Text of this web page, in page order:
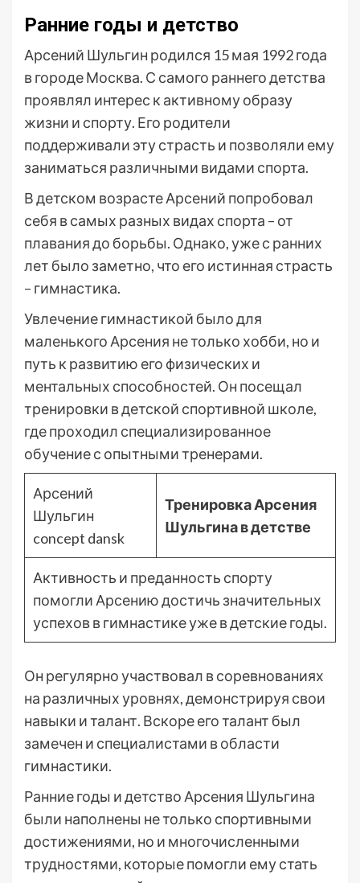
Ранние годы и детство
Арсений Шульгин родился 15 мая 1992 года
в городе Москва. С самого раннего детства
проявлял интерес к активному образу
жизни и спорту. Его родители
поддерживали эту страсть и позволяли ему
заниматься различными видами спорта.
В детском возрасте Арсений попробовал
себя в самых разных видах спорта – от
плавания до борьбы. Однако, уже с ранних
лет было заметно, что его истинная страсть
– гимнастика.
Увлечение гимнастикой было для
маленького Арсения не только хобби, но и
путь к развитию его физических и
ментальных способностей. Он посещал
тренировки в детской спортивной школе,
где проходил специализированное
обучение с опытными тренерами.
Арсений
Шульгин
concept dansk
Тренировка Арсения
Шульгина в детстве
Активность и преданность спорту
помогли Арсению достичь значительных
успехов в гимнастике уже в детские годы.
Он регулярно участвовал в соревнованиях
на различных уровнях, демонстрируя свои
навыки и талант. Вскоре его талант был
замечен и специалистами в области
гимнастики.
Ранние годы и детство Арсения Шульгина
были наполнены не только спортивными
достижениями, но и многочисленными
трудностями, которые помогли ему стать